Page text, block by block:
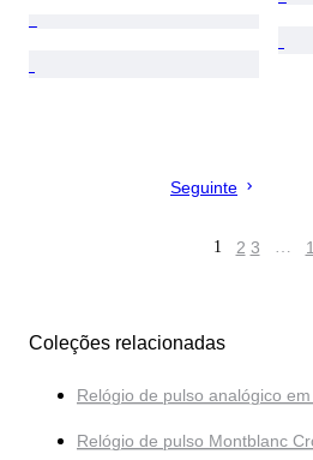
Seguinte
1 2 3 …
Coleções relacionadas
Relógio de pulso analógico
Relógio de pulso Montblanc